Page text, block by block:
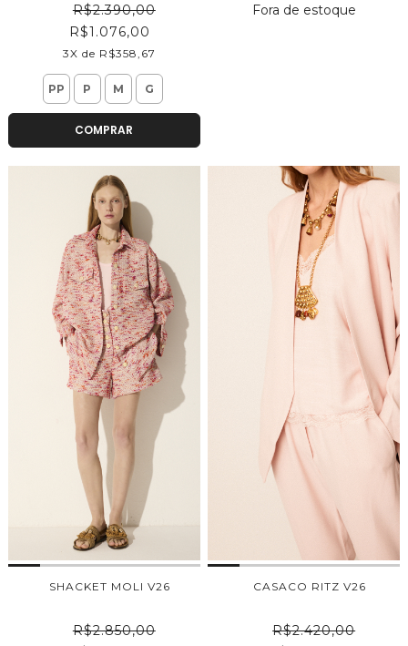
R$2.390,00
R$1.076,00
3X de R$358,67
PP P M G
COMPRAR
Fora de estoque
SHACKET MOLI V26
R$2.850,00
CASACO RITZ V26
R$2.420,00